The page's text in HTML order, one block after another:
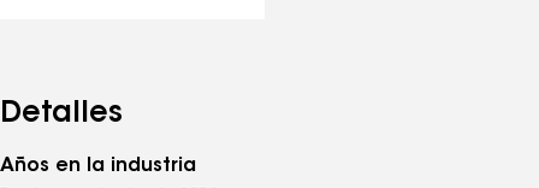
Detalles
Años en la industria